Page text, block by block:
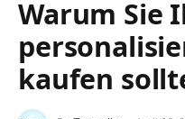
Warum Sie
kaufen